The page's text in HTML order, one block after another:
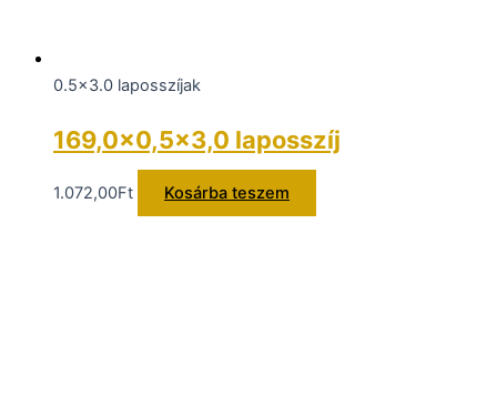
0.5x3.0 laposszíjak
169,0×0,5×3,0 laposszíj
1.072,00Ft Kosárba teszem